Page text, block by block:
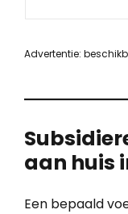
Advertentie:
aan huis
Een bepaald